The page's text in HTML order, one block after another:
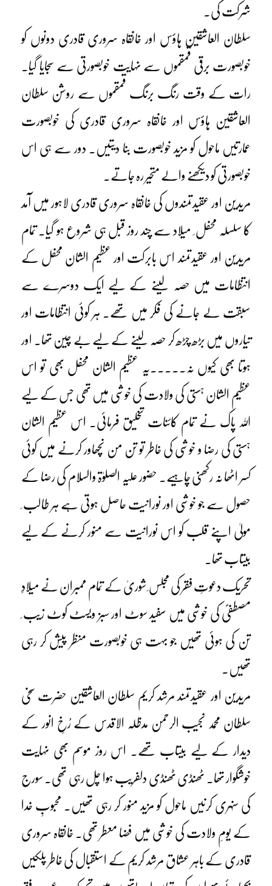
شرکت کی۔
سلطان العاشقین ہاؤس اور خانقاہ سروری قادری دونوں کو
خوبصورت برقی قمقموں سے نہایت خوبصورتی سے سجایا گیا۔
رات کے وقت رنگ برنگ قمقموں سے روشن سلطان
العاشقین ہاؤس اور خانقاہ سروری قادری کی خوبصورت
عمارتیں ماحول کو مزید خوبصورت بنا دیتیں۔ دور سے ہی اس
خوبصورتی کو دیکھنے والے متحیر رہ جاتے۔
مریدین اور عقیدتمندوں کی خانقاہ سروری قادری لاہور میں آمد
کا سلسلہ محفل ِ میلاد سے چند روز قبل ہی شروع ہو گیا۔ تمام
مریدین اور عقیدتمند اس بابرکت اور عظیم الشان محفل کے
انتظامات میں حصہ لینے کے لیے ایک دوسرے سے
سبقت لے جانے کی فکر میں تھے۔ ہر کوئی انتظامات اور
تیاروں میں بڑھ چڑھ کر حصہ لینے کے لیے بے چین تھا۔ اور
ہوتا بھی کیوں نہ۔۔۔۔۔یہ عظیم الشان محفل بھی تو اس
عظیم الشان ہستی کی ولادت کی خوشی میں تھی جس کے لیے
اللہ پاک نے تمام کائنات تخلیق فرمائی۔ اس عظیم الشان
ہستی کی رضا و خوشی کی خاطر تو تن من نچھاور کرنے میں کوئی
کسر اٹھا نہ رکھنی چاہیے۔ حضور علیہ الصلوٰۃ والسلام کی رضا کے
حصول سے جو خوشی اور نورانیت حاصل ہوتی ہے ہر طالب ِ
مولیٰ اپنے قلب کو اس نورانیت سے منور کرنے کے لیے
بیتاب تھا۔
تحریک دعوتِ فقر کی مجلس ِ شوریٰ کے تمام ممبران نے میلادِ
مصطفیؐ کی خوشی میں سفید سوٹ اور سبز ویسٹ کوٹ زیب ِ
تن کی ہوئی تھیں جو بہت ہی خوبصورت منظر پیش کر رہی
تھیں۔
مریدین اور عقیدتمند مرشد کریم سلطان العاشقین حضرت سخی
سلطان محمد نجیب الرحمن مدظلہ الاقدس کے رُخِ انور کے
دیدار کے لیے بیتاب تھے۔ اس روز موسم بھی نہایت
خوشگوار تھا۔ ٹھنڈی ٹھنڈی دلفریب ہوا چل رہی تھی۔ سورج
کی سنہری کرنیں ماحول کو مزید منور کر رہی تھیں۔ محبوبِ خدا
کے یومِ ولادت کی خوشی میں فضا معطر تھی۔ خانقاہ سروری
قادری کے باہر عشاق مرشد کریم کے استقبال کی خاطر پلکیں